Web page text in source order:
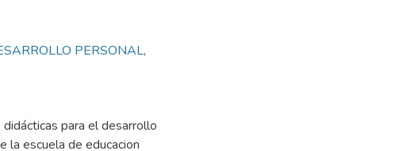
PERSONAL,
para el desarrollo
la escuela de educacion